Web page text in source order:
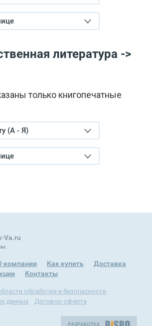
литература ->
только книгопечатные
(А - Я)
Va.ru
компании Как купить
Доставка
Контакты
обработки и безопасности
данных
Договор-оферта